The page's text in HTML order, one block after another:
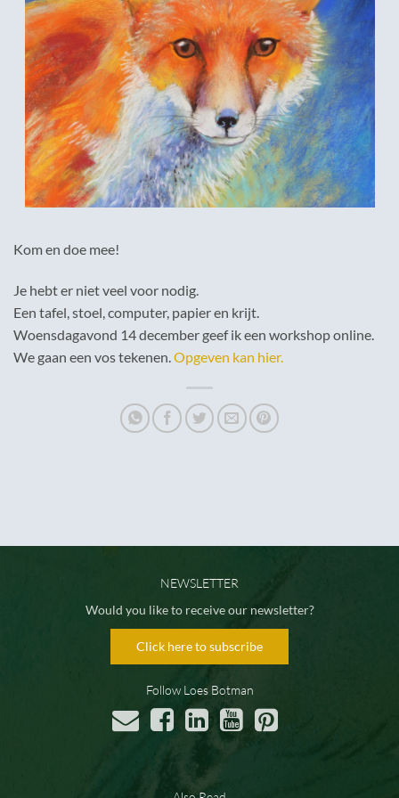
Kom en doe mee!
Je hebt er niet veel voor nodig.
Een tafel, stoel, computer, papier en krijt.
Woensdagavond 14 december geef ik een workshop online.
We gaan een vos tekenen. Opgeven kan hier.
NEWSLETTER
Would you like to receive our newsletter?
Click here to subscribe
Follow Loes Botman